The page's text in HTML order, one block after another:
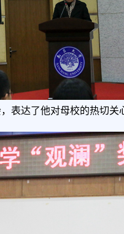
表达了他对母校的热切